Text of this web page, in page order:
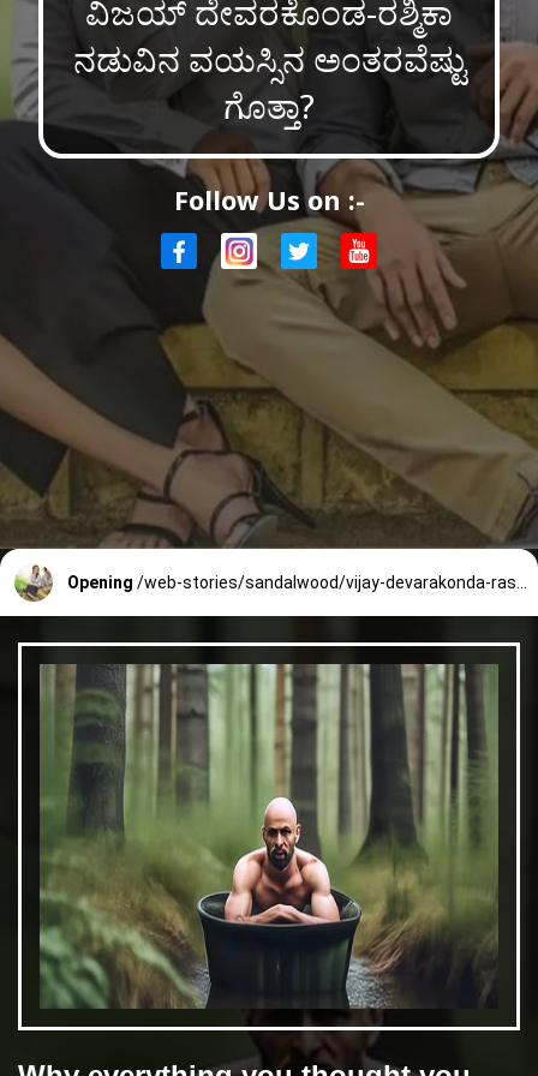
ವಿಜಯ್ ದೇವರಕೊಂಡ-ರಶ್ಮಿಕಾ
ನಡುವಿನ ವಯಸ್ಸಿನ ಅಂತರವೆಷ್ಟು
ಗೊತ್ತಾ?
Follow Us on :-
Opening